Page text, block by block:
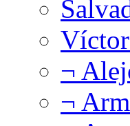
Víctor
¬
¬